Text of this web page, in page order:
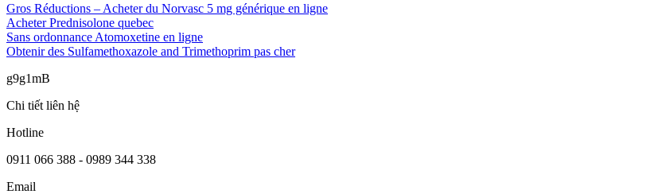
Gros Réductions – Acheter du Norvasc 5 mg générique en ligne
Acheter Prednisolone quebec
Sans ordonnance Atomoxetine en ligne
Obtenir des Sulfamethoxazole and Trimethoprim pas cher
g9g1mB
Chi tiết liên hệ
Hotline
0911 066 388 - 0989 344 338
Email